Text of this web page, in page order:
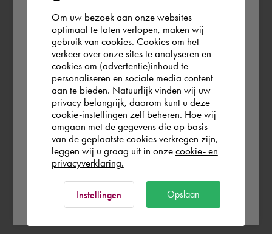
According to us you are situated in Rest of
the world. Please confirm in which country
you wish to shop.
Österreich
Rest of the world
Om uw bezoek aan onze websites
optimaal te laten verlopen, maken wij
gebruik van cookies. Cookies om het
verkeer over onze sites te analyseren en
cookies om (advertentie)inhoud te
personaliseren en sociale media content
aan te bieden. Natuurlijk vinden wij uw
privacy belangrijk, daarom kunt u deze
cookie-instellingen zelf beheren. Hoe wij
omgaan met de gegevens die op basis
van de geplaatste cookies verkregen zijn,
leggen wij u graag uit in onze cookie- en
privacyverklaring.
Instellingen Opslaan